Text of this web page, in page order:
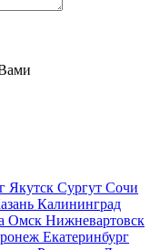
Якутск Сургут Сочи
Калининград
Омск Нижневартовск
Екатеринбург